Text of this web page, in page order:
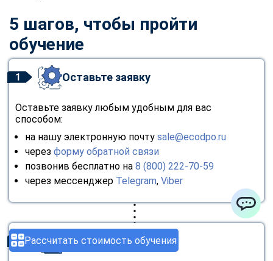
Рассчитать стоимость обучения
5 шагов, чтобы пройти
обучение
1 Оставьте заявку
Оставьте заявку любым удобным для вас
способом:
на нашу электронную почту sale@ecodpo.ru
через форму обратной связи
позвонив бесплатно на 8 (800) 222-70-59
через мессенджер Telegram, Viber
2 Консультация
ChatApp